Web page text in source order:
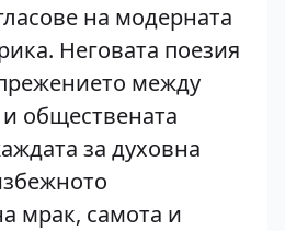
на модерната
Неговата поезия
между
обществената
за духовна
мрак, самота и